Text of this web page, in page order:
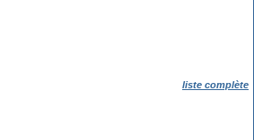
liste complète